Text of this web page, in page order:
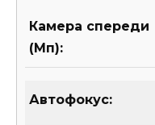
Камера спереди
(Мп):
Автофокус: